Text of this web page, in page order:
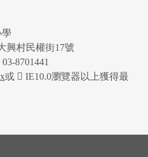
興村民權街17號
8701441
或
IE10.0瀏覽器以上獲得最